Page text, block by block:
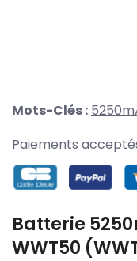
Mots-Clés :
Paiements
Batterie
WWT50